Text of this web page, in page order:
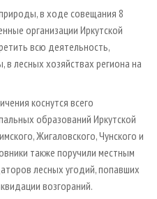
ПЛИТ в ходе совещания 8
организации Иркутской
всю деятельность,
в лесных хозяйствах региона на
коснутся всего
образований Иркутской
Жигаловского, Чунского и
также поручили местным
лесных угодий, попавших
возгораний.